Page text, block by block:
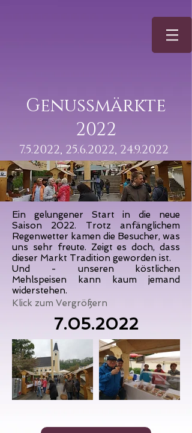
Genussmärkte
2022
7.5.2022, 25.6.2022, 24.9.2022
Ein gelungener Start in die neue
Saison 2022. Trotz anfänglichem
Regenwetter kamen die Besucher, was
uns sehr freute. Zeigt es doch, dass
dieser Markt Tradition geworden ist.
Und - unseren köstlichen
Mehlspeisen kann kaum jemand
widerstehen.
Klick zum Vergrößern
7.05.2022